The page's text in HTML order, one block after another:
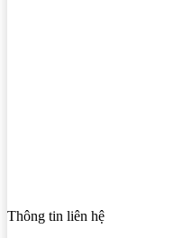
Thông tin liên hệ